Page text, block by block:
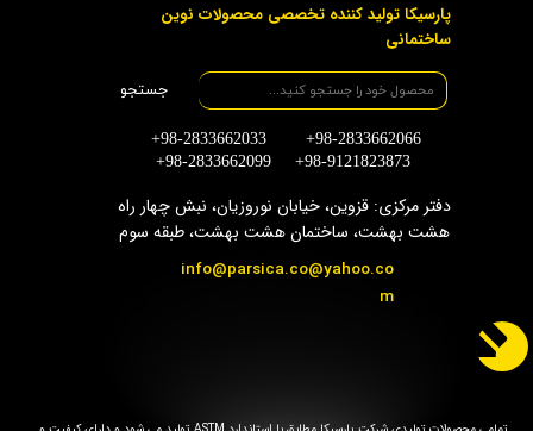
پارسیکا تولید کننده تخصصی محصولات نوین
ساختمانی
دفتر مرکزی: قزوین، خیابان نوروزیان، نبش چهار راه
هشت بهشت، ساختمان هشت بهشت، طبقه سوم
+98-2833662033 +98-2833662066
+98-2833662099 +98-9121823873
info@parsica.co@yahoo.co
m
جستجو